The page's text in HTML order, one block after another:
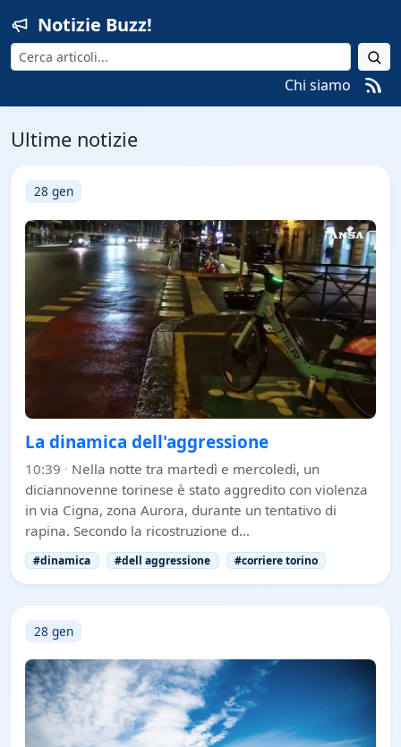
Notizie Buzz!
Cerca
Chi siamo
Ultime notizie
28 gen
La dinamica dell'aggressione
10:39 · Nella notte tra martedì e mercoledì, un
diciannovenne torinese è stato aggredito con violenza
in via Cigna, zona Aurora, durante un tentativo di
rapina. Secondo la ricostruzione d…
#dinamica #dell aggressione #corriere torino
28 gen